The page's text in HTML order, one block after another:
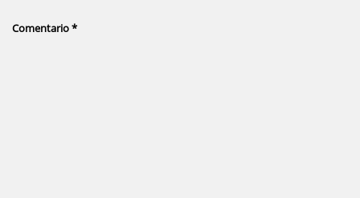
Comentario*